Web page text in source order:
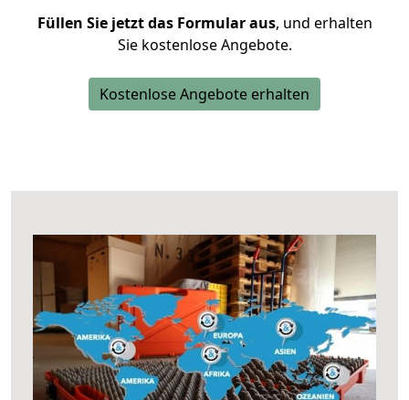
Füllen Sie jetzt das Formular aus, und erhalten
Sie kostenlose Angebote.
Kostenlose Angebote erhalten